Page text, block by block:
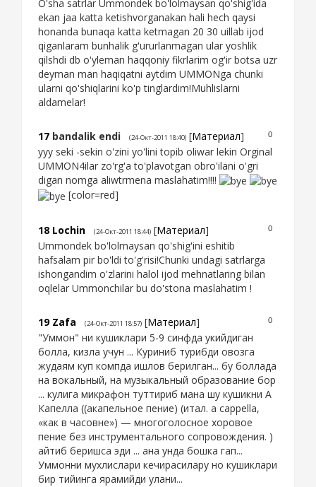
O'sha satrlar Ummondek bo'lolmaysan qo'shig'ida
ekan jaa katta ketishvorganakan hali hech qaysi
honanda bunaqa katta ketmagan 20 30 uillab ijod
qiganlaram bunhalik g'ururlanmagan ular yoshlik
qilshdi db o'yleman haqqoniy fikrlarim og'ir botsa uzr
deyman man haqiqatni aytdim UMMONga chunki
ularni qo'shiqlarini ko'p tinglardim!Muhlislarni
aldamelar!
0
17 bandalik endi (24-Окт-2011 18:40) [Материал]
ууу seki -sekin o'zini yo'lini topib oliwar lekin Orginal
UMMON4ilar zo'rg'a to'plavotgan obro'ilani o'gri
digan nomga aliwtrmena maslahatim!!!!
[color=red]
0
18 Lochin (24-Окт-2011 18:44) [Материал]
Ummondek bo'lolmaysan qo'shig'ini eshitib
hafsalam pir bo'ldi to'g'risi!Chunki undagi satrlarga
ishongandim o'zlarini halol ijod mehnatlaring bilan
oqlelar Ummonchilar bu do'stona maslahatim !
0
19 Zafa (24-Окт-2011 18:57) [Материал]
"Уммон" ни кушиклари 5-9 синфда укийдиган
болла, кизла учун ... Куриниб турибди овозга
жудаям куп компда ишлов берилган... бу боллада
на вокальный, на музыкальный образование бор
... кулига микрафон туттириб мана шу кушикни А
Капелла ((акапельное пение) (итал. а cappella,
«как в часовне») — многоголосное хоровое
пение без инструментального сопровождения. )
айтиб беришса эди ... ана унда бошка гап...
Уммонни мухлислари кечирасилару но кушиклари
бир тийинга ярамийди улани...